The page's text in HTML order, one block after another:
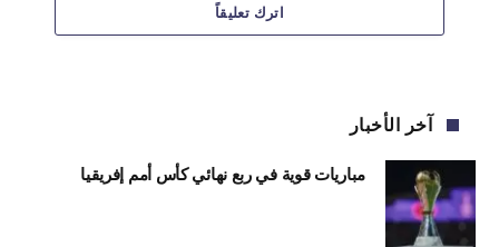
اترك تعليقاً
آخر الأخبار
مباريات قوية في ربع نهائي كأس أمم إفريقيا